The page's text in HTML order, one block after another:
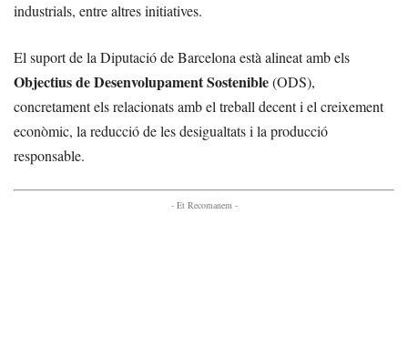
industrials, entre altres initiatives.
El suport de la Diputació de Barcelona està alineat amb els
Objectius de Desenvolupament Sostenible(ODS),
concretament els relacionats amb el treball decent i el creixement
econòmic, la reducció de les desigualtats i la producció
responsable.
- Et Recomanem -